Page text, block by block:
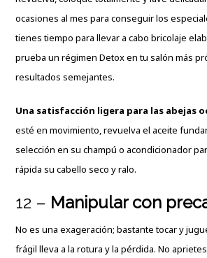
ocasiones al mes para conseguir los
tienes tiempo para llevar a cabo bricolaje
prueba un régimen Detox en tu salón más
resultados semejantes.
Una satisfacción ligera para las abejas
esté en movimiento, revuelva el aceite
selección en su champú o acondicionador
rápida su cabello seco y ralo.
12 – Manipular con
No es una exageración; bastante tocar y
frágil lleva a la rotura y la pérdida. No